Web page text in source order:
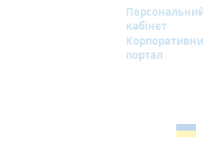
кабінет
портал